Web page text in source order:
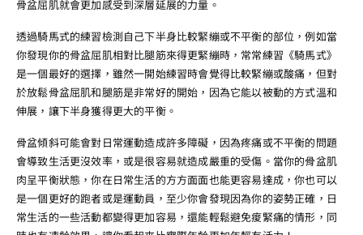
骨盆屈肌就會更加感受到深層延展的力量。
透過騎馬式的練習檢測自己下半身比較緊繃或不平衡的部位，例如當
你發現你的骨盆屈肌相對比腿筋來得更緊繃時，常常練習《騎馬式》
是一個最好的選擇，雖然一開始練習時會覺得比較緊繃或酸痛，但對
於放鬆骨盆屈肌和腿筋是非常好的開始，因為它能以被動的方式溫和
伸展，讓下半身獲得更大的平衡。
骨盆傾斜可能會對日常運動造成許多障礙，因為疼痛或不平衡的問題
會導致生活更沒效率，或是很容易就造成嚴重的受傷。當你的骨盆肌
肉呈平衡狀態，你在日常生活的方方面面也能更容易達成，你也可以
是一個更好的跑者或是運動員，至少你會發現因為你的姿勢正確，日
常生活的一些活動都變得更加容易，還能輕鬆避免痠緊痛的情形，同